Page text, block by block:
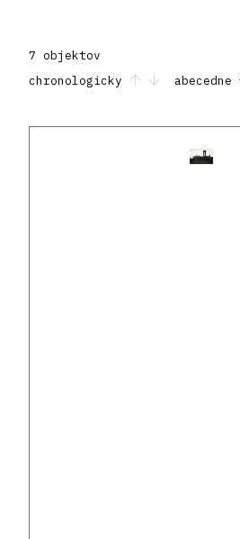
7 objektov
chronologicky
abecedne